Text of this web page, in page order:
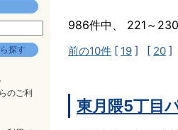
探す
のご利
986件中、 221～
前の10件 [ 19 ] [ 20 ]
東月隈5丁目